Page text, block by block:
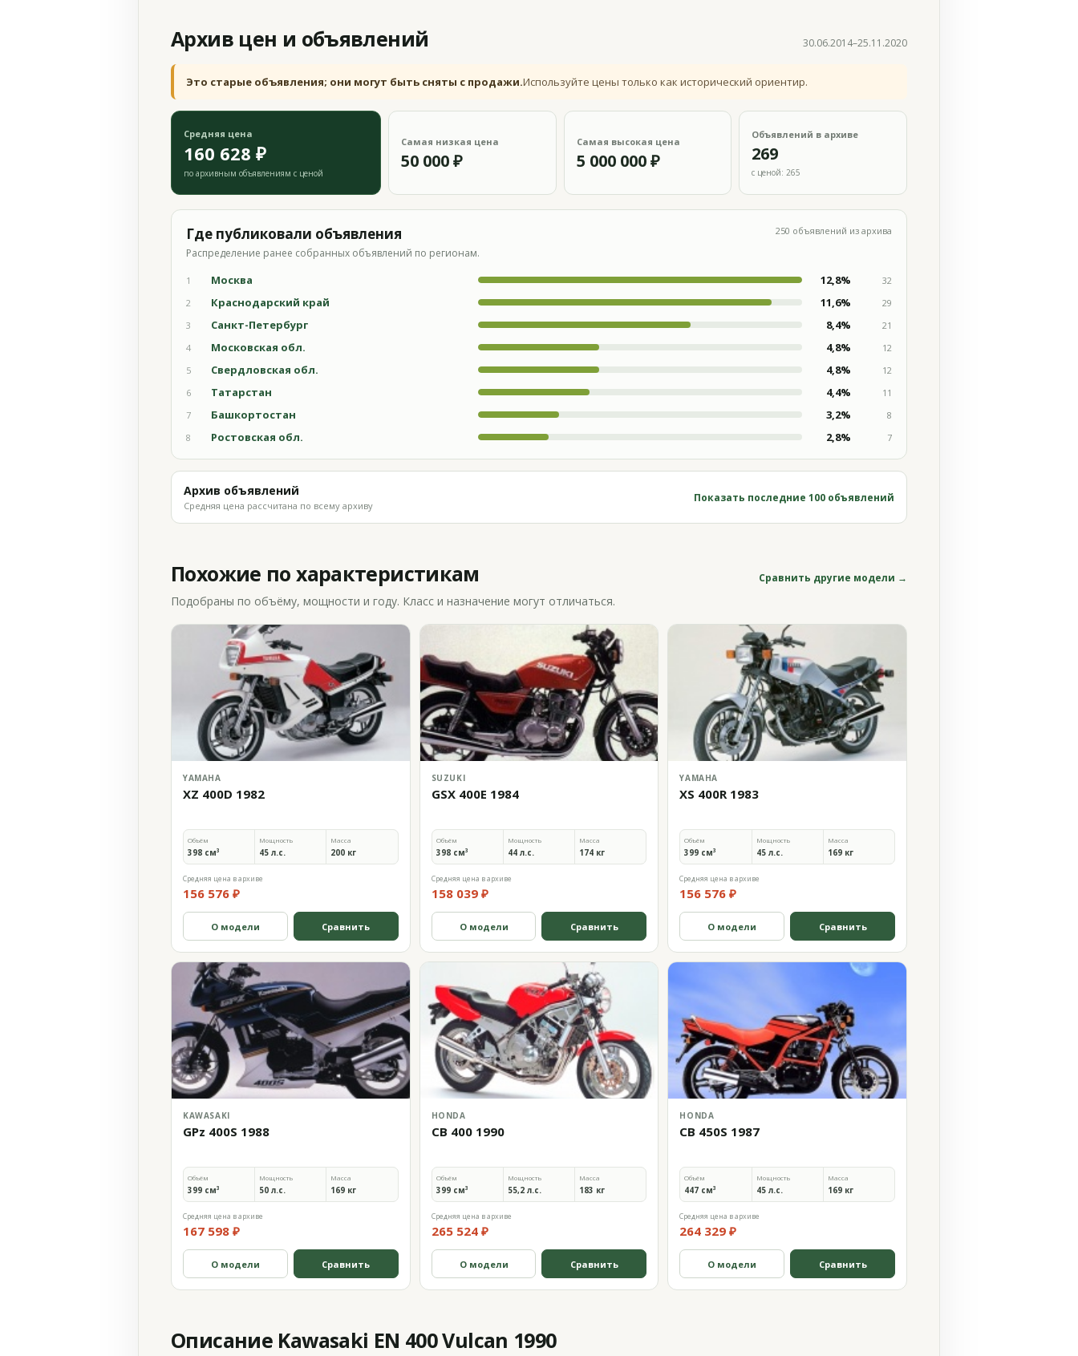
Архив цен и объявлений 30.06.2014–25.11.2020
Это старые объявления; они могут быть сняты с продажи.Используйте цены только как исторический ориентир.
Средняя цена
160 628 ₽
по архивным объявлениям с ценой
Самая низкая цена
50 000 ₽
Самая высокая цена
5 000 000 ₽
Объявлений в архиве
269
с ценой: 265
Где публиковали объявления
Распределение ранее собранных объявлений по регионам.
250 объявлений из архива
1 Москва 12,8%
32
2
Краснодарский край 11,6%
29
3
Санкт-Петербург 8,4%
21
4
Московская обл. 4,8%
12
5
Свердловская обл. 4,8%
12
6
Татарстан 4,4%
11
7
Башкортостан 3,2%
8
8
Ростовская обл. 2,8% 7
Архив объявлений
Средняя цена рассчитана по всему архиву
Показать последние 100 объявлений
Похожие по характеристикам Сравнить другие модели →
Подобраны по объёму, мощности и году. Класс и назначение могут отличаться.
YAMAHA
XZ 400D 1982
Объём
398 см³
Мощность
45 л.с.
Масса
200 кг
Средняя цена в архиве
156 576 ₽
О модели Сравнить
SUZUKI
GSX 400E 1984
Объём
398 см³
Мощность
44 л.с.
Масса
174 кг
Средняя цена в архиве
158 039 ₽
О модели Сравнить
YAMAHA
XS 400R 1983
Объём
399 см³
Мощность
45 л.с.
Масса
169 кг
Средняя цена в архиве
156 576 ₽
О модели Сравнить
KAWASAKI
GPz 400S 1988
Объём
399 см³
Мощность
50 л.с.
Масса
169 кг
Средняя цена в архиве
167 598 ₽
О модели Сравнить
HONDA
CB 400 1990
Объём
399 см³
Мощность
55,2 л.с.
Масса
183 кг
Средняя цена в архиве
265 524 ₽
О модели Сравнить
HONDA
CB 450S 1987
Объём
447 см³
Мощность
45 л.с.
Масса
169 кг
Средняя цена в архиве
264 329 ₽
О модели Сравнить
Описание Kawasaki EN 400 Vulcan 1990